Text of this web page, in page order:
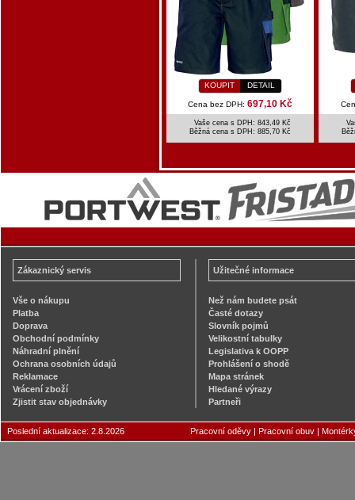
KOUPIT DETAIL
Cena bez DPH: 697,10 Kč
Vaše cena s DPH: 843,49 Kč
Běžná cena s DPH: 885,70 Kč
Zákaznický servis
Vše o nákupu
Platba
Doprava
Obchodní podmínky
Náhradní plnění
Ochrana osobních údajů
Reklamace
Vrácení zboží
Zjistit stav objednávky
Užitečné informace
Než nám budete psát
Časté dotazy
Slovník pojmů
Velikostní tabulky
Legislativa k OOPP
Prohlášení o shodě
Mapa stránek
Hledané výrazy
Partneři
Poslední aktualizace: 2.8.2026 Pracovní oděvy Pracovní obuv